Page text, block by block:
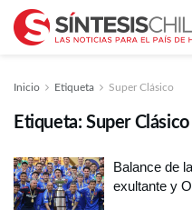
Inicio Etiqueta Super Clásico
Etiqueta: Super Clásico
Balance de
exultante y